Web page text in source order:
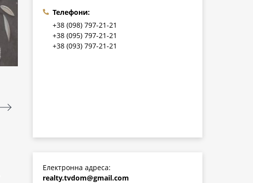
Телефони:
+38 (098) 797-21-21
+38 (095) 797-21-21
+38 (093) 797-21-21
Електронна адреса:
realty.tvdom@gmail.com